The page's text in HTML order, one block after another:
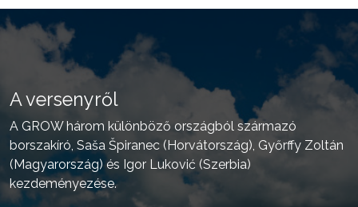
A versenyről
A GROW három különböző országból származó
borszakíró, Saša Špiranec (Horvátország), Győrffy Zoltán
(Magyarország) és Igor Luković (Szerbia)
kezdeményezése.